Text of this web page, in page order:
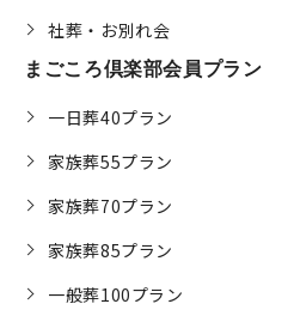
社葬・お別れ会
まごころ倶楽部会員プラン
一日葬40プラン
家族葬55プラン
家族葬70プラン
家族葬85プラン
一般葬100プラン